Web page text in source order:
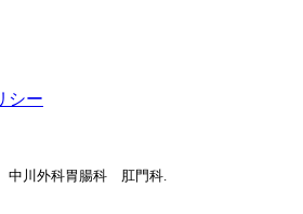
シー
中川外科胃腸科 肛門科.